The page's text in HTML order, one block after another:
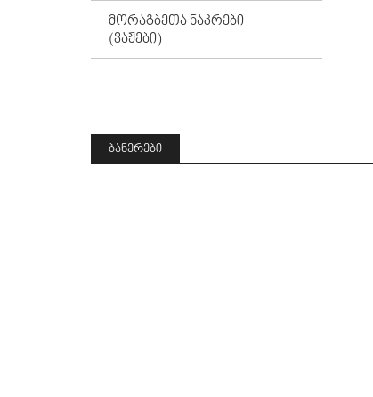
ᲛᲝᲠᲐᲒᲑᲔᲗᲐ ᲜᲐᲙᲠᲔᲑᲘ
(ᲕᲐᲟᲔᲑᲘ)
ᲑᲐᲜᲔᲠᲔᲑᲘ